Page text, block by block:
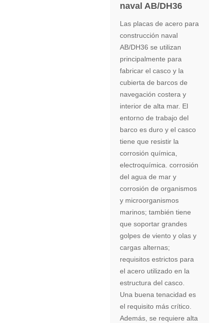
naval AB/DH36
Las placas de acero para
construcción naval
AB/DH36 se utilizan
principalmente para
fabricar el casco y la
cubierta de barcos de
navegación costera y
interior de alta mar. El
entorno de trabajo del
barco es duro y el casco
tiene que resistir la
corrosión química,
electroquímica. corrosión
del agua de mar y
corrosión de organismos
y microorganismos
marinos; también tiene
que soportar grandes
golpes de viento y olas y
cargas alternas;
requisitos estrictos para
el acero utilizado en la
estructura del casco.
Una buena tenacidad es
el requisito más crítico.
Además, se requiere alta